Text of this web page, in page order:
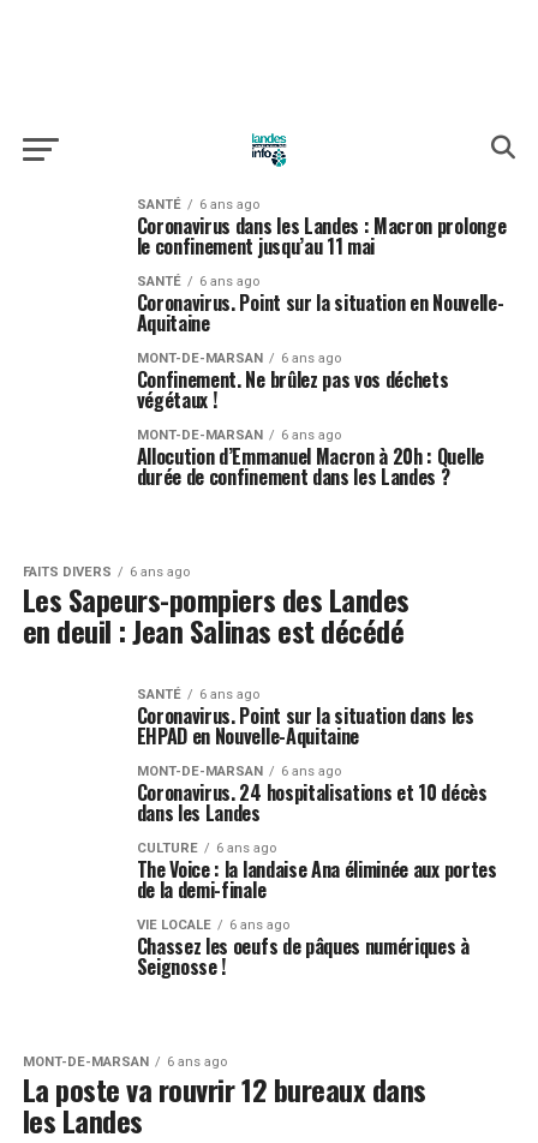
SANTÉ 6 ans ago
Coronavirus dans les Landes : Macron prolonge
le confinement jusqu’au 11 mai
SANTÉ 6 ans ago
Coronavirus. Point sur la situation en Nouvelle-
Aquitaine
MONT-DE-MARSAN 6 ans ago
Confinement. Ne brûlez pas vos déchets
végétaux !
MONT-DE-MARSAN 6 ans ago
Allocution d’Emmanuel Macron à 20h : Quelle
durée de confinement dans les Landes ?
FAITS DIVERS 6 ans ago
Les Sapeurs-pompiers des Landes
en deuil : Jean Salinas est décédé
SANTÉ 6 ans ago
Coronavirus. Point sur la situation dans les
EHPAD en Nouvelle-Aquitaine
MONT-DE-MARSAN 6 ans ago
Coronavirus. 24 hospitalisations et 10 décès
dans les Landes
CULTURE 6 ans ago
The Voice : la landaise Ana éliminée aux portes
de la demi-finale
VIE LOCALE 6 ans ago
Chassez les oeufs de pâques numériques à
Seignosse !
MONT-DE-MARSAN 6 ans ago
La poste va rouvrir 12 bureaux dans
les Landes